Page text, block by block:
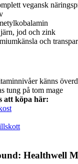
vegansk
jod och zink
och
känns
tung på tom mage
att köpa här:
Healthwell